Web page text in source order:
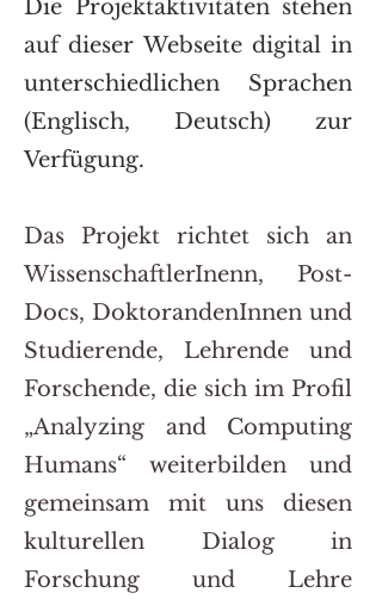
Die Projektaktivitäten stehen
auf dieser Webseite digital in
unterschiedlichen Sprachen
(Englisch, Deutsch) zur
Verfügung.
Das Projekt richtet sich an
WissenschaftlerInenn, Post-
Docs, DoktorandenInnen und
Studierende, Lehrende und
Forschende, die sich im Profil
„Analyzing and Computing
Humans“ weiterbilden und
gemeinsam mit uns diesen
kulturellen Dialog in
Forschung und Lehre